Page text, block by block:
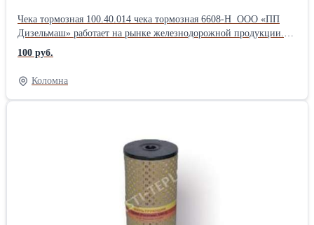
Чека тормозная 100.40.014 чека тормозная 6608-Н ООО «ПП
Дизельмаш» работает на рынке железнодорожной продукции.
Основное направление фирмы – комплексная поставка
железнодорожного оборудования, а также капитальный ремонт
маневровых тепловозов серии ТГМ, ТЭМ. ООО «ПП
Дизельмаш» имеет возможность проводить ремонт тепловозов и
дизелей в заводских условиях, а также силами выездной
100 руб.
Коломна